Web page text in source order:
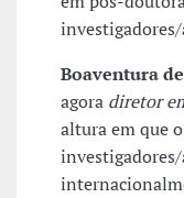
Boaventura
agora diretor
altura em que